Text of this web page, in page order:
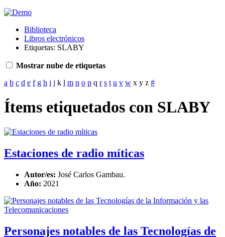
Biblioteca
Libros electrónicos
Etiquetas: SLABY
Mostrar nube de etiquetas
a b c d e f g h i j k l m n o p q r s t u v w x y z #
Ítems etiquetados con SLABY
Estaciones de radio míticas
Autor/es: José Carlos Gambau.
Año: 2021
Personajes notables de las Tecnologías de